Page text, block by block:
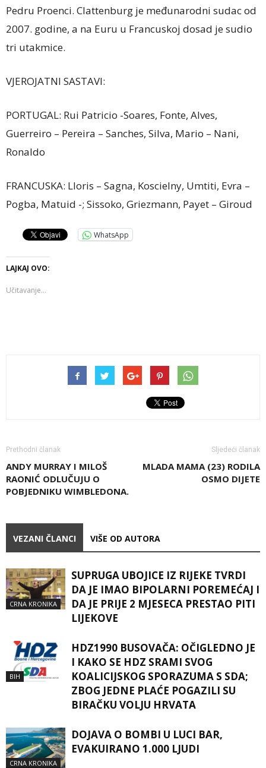
Pedru Proenci. Clattenburg je međunarodni sudac od
2007. godine, a na Euru u Francuskoj dosad je sudio
tri utakmice.
VJEROJATNI SASTAVI:
PORTUGAL: Rui Patricio -Soares, Fonte, Alves,
Guerreiro – Pereira – Sanches, Silva, Mario – Nani,
Ronaldo
FRANCUSKA: Lloris – Sagna, Koscielny, Umtiti, Evra –
Pogba, Matuid -; Sissoko, Griezmann, Payet – Giroud
WhatsApp
LAJKAJ OVO:
Učitavanje...
Prethodni članak
ANDY MURRAY I MILOŠ
RAONIĆ ODLUČUJU O
POBJEDNIKU WIMBLEDONA.
Sljedeći članak
MLADA MAMA (23) RODILA
OSMO DIJETE
VEZANI ČLANCI VIŠE OD AUTORA
CRNA KRONIKA
SUPRUGA UBOJICE IZ RIJEKE TVRDI
DA JE IMAO BIPOLARNI POREMEĆAJ I
DA JE PRIJE 2 MJESECA PRESTAO PITI
LIJEKOVE
BIH
HDZ1990 BUSOVAČA: OČIGLEDNO JE
I KAKO SE HDZ SRAMI SVOG
KOALICIJSKOG SPORAZUMA S SDA;
ZBOG JEDNE PLAĆE POGAZILI SU
BIRAČKU VOLJU HRVATA
CRNA KRONIKA
DOJAVA O BOMBI U LUCI BAR,
EVAKUIRANO 1.000 LJUDI